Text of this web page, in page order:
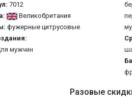
7012
Великобритания
фужерные цитрусовые
мужчин
Разовые